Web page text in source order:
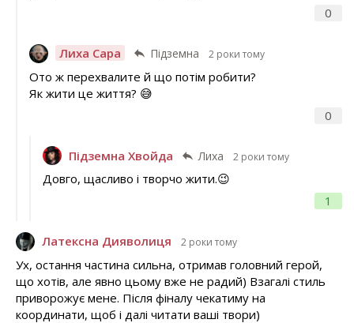
0
Лиха Сара Підземна 2 роки тому
0
Ото ж перехвалите й що потім робити?
Як жити це життя? 😅
Підземна Хвойда Лиха 2 роки тому
1
Довго, щасливо і творчо жити.😉
Латексна Дияволиця 2 роки тому
Ух, остання частина сильна, отримав головний герой,
що хотів, але явно цьому вже не радий) Взагалі стиль
приворожує мене. Після фіналу чекатиму на
координати, щоб і далі читати ваші твори)